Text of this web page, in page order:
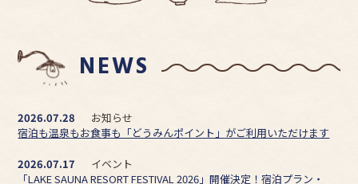
NEWS
2026.07.28
お知らせ
宿泊も温泉もお食事も「どうみんポイント」がご利用いただけます
2026.07.17
イベント
「LAKE SAUNA RESORT FESTIVAL 2026」開催決定！宿泊プラン・